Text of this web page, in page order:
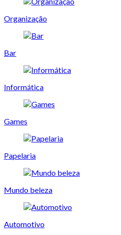
Organização
Bar
Informática
Games
Papelaria
Mundo beleza
Automotivo